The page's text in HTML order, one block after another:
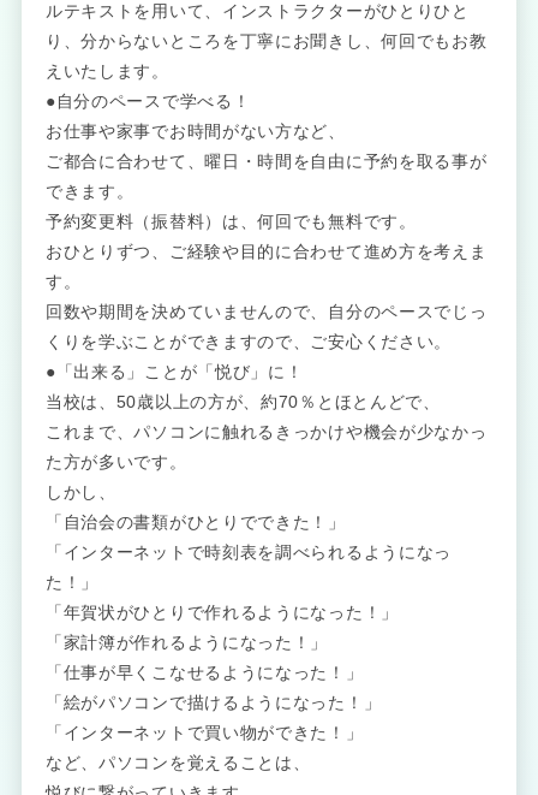
ルテキストを用いて、インストラクターがひとりひと
り、分からないところを丁寧にお聞きし、何回でもお教
えいたします。
●自分のペースで学べる！
お仕事や家事でお時間がない方など、
ご都合に合わせて、曜日・時間を自由に予約を取る事が
できます。
予約変更料（振替料）は、何回でも無料です。
おひとりずつ、ご経験や目的に合わせて進め方を考えま
す。
回数や期間を決めていませんので、自分のペースでじっ
くりを学ぶことができますので、ご安心ください。
●「出来る」ことが「悦び」に！
当校は、50歳以上の方が、約70％とほとんどで、
これまで、パソコンに触れるきっかけや機会が少なかっ
た方が多いです。
しかし、
「自治会の書類がひとりでできた！」
「インターネットで時刻表を調べられるようになっ
た！」
「年賀状がひとりで作れるようになった！」
「家計簿が作れるようになった！」
「仕事が早くこなせるようになった！」
「絵がパソコンで描けるようになった！」
「インターネットで買い物ができた！」
など、パソコンを覚えることは、